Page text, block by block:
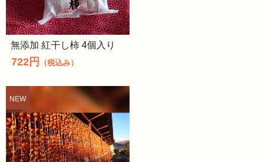
無添加 紅干し柿 4個入り
722円 （税込み）